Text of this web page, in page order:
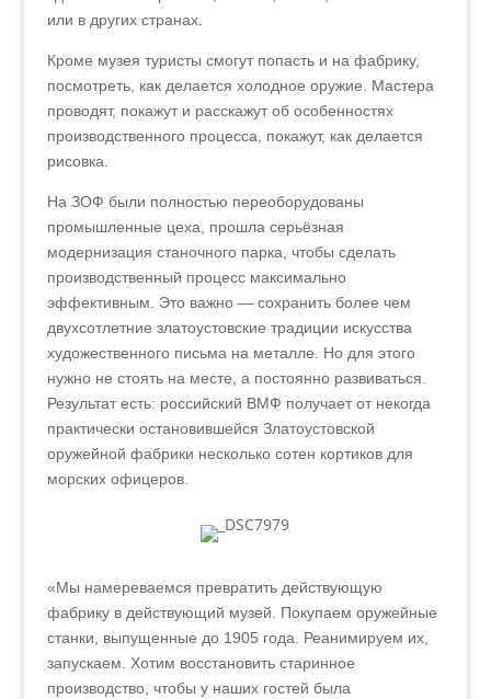
или в других странах.
Кроме музея туристы смогут попасть и на фабрику,
посмотреть, как делается холодное оружие. Мастера
проводят, покажут и расскажут об особенностях
производственного процесса, покажут, как делается
рисовка.
На ЗОФ были полностью переоборудованы
промышленные цеха, прошла серьёзная
модернизация станочного парка, чтобы сделать
производственный процесс максимально
эффективным. Это важно — сохранить более чем
двухсотлетние златоустовские традиции искусства
художественного письма на металле. Но для этого
нужно не стоять на месте, а постоянно развиваться.
Результат есть: российский ВМФ получает от некогда
практически остановившейся Златоустовской
оружейной фабрики несколько сотен кортиков для
морских офицеров.
«Мы намереваемся превратить действующую
фабрику в действующий музей. Покупаем оружейные
станки, выпущенные до 1905 года. Реанимируем их,
запускаем. Хотим восстановить старинное
производство, чтобы у наших гостей была